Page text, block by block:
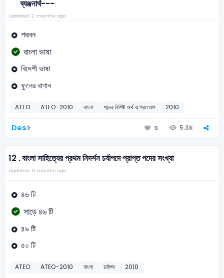
ব্যঞ্জনার্থ---
Updated: 2 months ago
পদ্মবন
বাংলা ভাষা
বিদেশী ভাষা
ফুলের বাগান
ATEO ATEO-2010 বাংলা শব্দের বিশিষ্ট অর্থ ও প্রয়োেগ 2010
Des 9 5.3k
12 .বাংলা সাহিত্যের প্রথম নিদর্শন চর্যাপদে প্রাপ্ত পদের সংখ্যা
Updated: 9 months ago
৪৬ টি
সাড়ে ৪৬ টি
৪৯ টি
৫০ টি
ATEO ATEO-2010 বাংলা চর্যাপদ 2010